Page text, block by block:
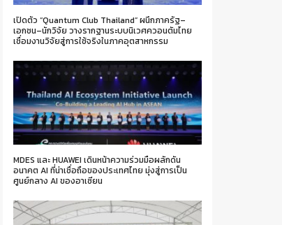
เปิดตัว “Quantum Club Thailand” ผนึกภาครัฐ–
เอกชน–นักวิจัย วางรากฐานระบบนิเวศควอนตัมไทย
เชื่อมงานวิจัยสู่การใช้จริงในภาคอุตสาหกรรม
MDES และ HUAWEI เดินหน้าความร่วมมือผลักดัน
อนาคต AI ที่น่าเชื่อถือของประเทศไทย มุ่งสู่การเป็น
ศูนย์กลาง AI ของอาเซียน